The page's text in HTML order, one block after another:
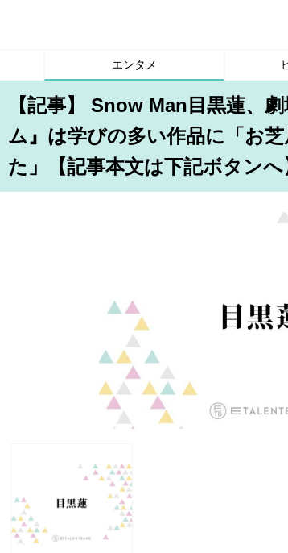
エンタメ
【記事】 Snow Man目黒蓮、
ム』は学びの多い作品に「お
た」【記事本文は下記ボタンへ